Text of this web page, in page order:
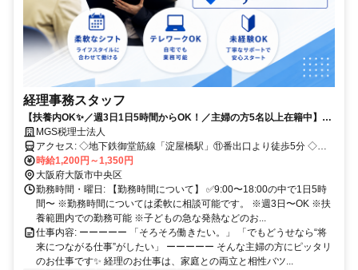
経理事務スタッフ
【扶養内OK✨／週3日1日5時間からOK！／主婦の方5名以上在籍中】未
経験から“手に職”スキルをつけられる環境です！
MGS税理士法人
アクセス: ◇地下鉄御堂筋線「淀屋橋駅」⑪番出口より徒歩5分 ◇地
下鉄堺筋線「北浜駅」⑥番出口より徒歩5分
時給1,200円～1,350円
大阪府大阪市中央区
勤務時間・曜日: 【勤務時間について】 ✅️9:00〜18:00の中で1日5時
間〜 ※勤務時間については柔軟に相談可能です。 ※週3日〜OK ※扶
養範囲内での勤務可能 ※子どもの急な発熱などのお...
仕事内容: ーーーーー 「そろそろ働きたい。」 「でもどうせなら“将
来につながる仕事”がしたい」 ーーーーー そんな主婦の方にピッタリ
のお仕事です✨️ 経理のお仕事は、家庭との両立と相性バツ...